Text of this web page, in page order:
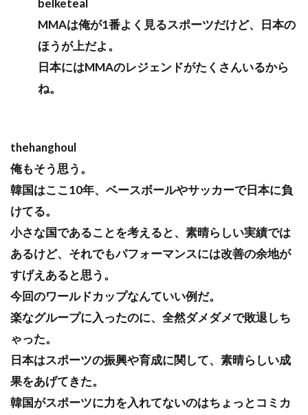
MMAは俺が1番よく見るスポーツだけど、日本の
ほうが上だよ。
日本にはMMAのレジェンドがたくさんいるから
ね。
thehanghoul
俺もそう思う。
韓国はここ10年、ベースボールやサッカーで日本に負
けてる。
小さな国であることを考えると、素晴らしい実績では
あるけど、それでもパフォーマンスには改善の余地が
すげえあると思う。
今回のワールドカップなんていい例だ。
楽なグループに入ったのに、全然ダメダメで敗退しち
ゃった。
日本はスポーツの振興や育成に関して、素晴らしい成
果をあげてきた。
韓国がスポーツに力を入れてないのはちょっとコミカ